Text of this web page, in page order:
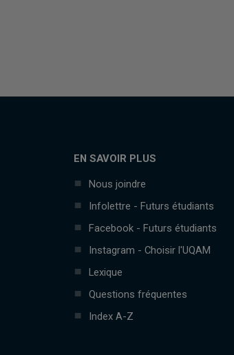
EN SAVOIR PLUS
Nous joindre
Infolettre - Futurs étudiants
Facebook - Futurs étudiants
Instagram - Choisir l'UQAM
Lexique
Questions fréquentes
Index A-Z